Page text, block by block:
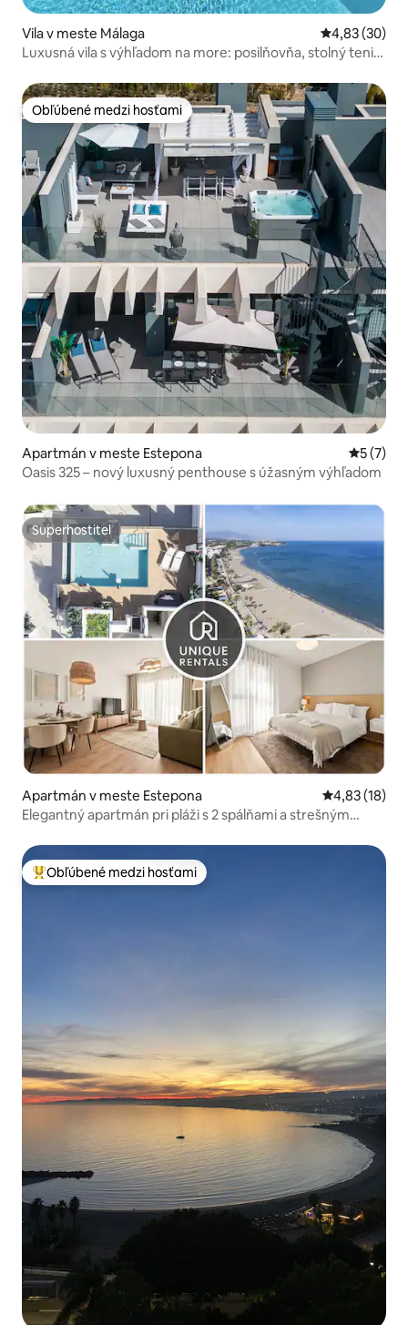
Vila v meste Málaga Priemerné
4,83 (30)
Luxusná vila s výhľadom na more: posilňovňa, stolný tenis,
Obľúbené medzi hosťami
Obľúbené medzi hosťami
Apartmán v meste Estepona
5 (7)
Oasis 325 – nový luxusný penthouse s úžasným výhľadom
Superhostiteľ
Superhostiteľ
Apartmán v meste Estepona Priemerné
4,83 (18)
Elegantný apartmán pri pláži s 2 spálňami a strešným
Najobľúbenejšie medzi hosťami
Obľúbené medzi hosťami